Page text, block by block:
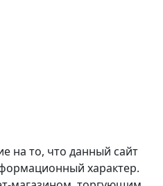
на то, что данный сайт
характер.